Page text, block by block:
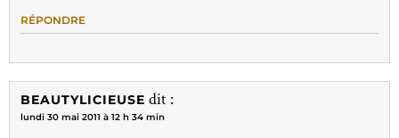
RÉPONDRE
BEAUTYLICIEUSE dit :
lundi 30 mai 2011 à 12 h 34 min